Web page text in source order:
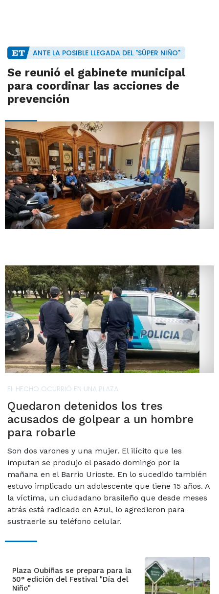
ANTE LA POSIBLE LLEGADA DEL "SÚPER NIÑO"
Se reunió el gabinete municipal
para coordinar las acciones de
prevención
EL HECHO OCURRIÓ EN UNA PLAZA
Quedaron detenidos los tres
acusados de golpear a un hombre
para robarle
Son dos varones y una mujer. El ilícito que les
imputan se produjo el pasado domingo por la
mañana en el Barrio Urioste. En lo sucedido también
estuvo implicado un adolescente que tiene 15 años. A
la víctima, un ciudadano brasileño que desde meses
atrás está radicado en Azul, lo agredieron para
sustraerle su teléfono celular.
Plaza Oubiñas se prepara para la
50° edición del Festival "Día del
Niño"